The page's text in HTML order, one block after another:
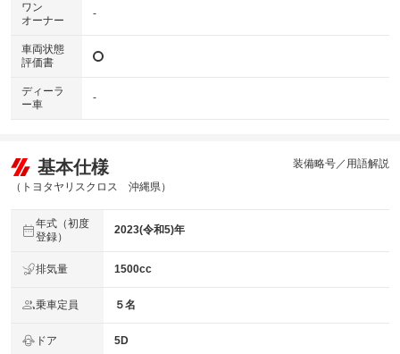
ワン
オーナー
-
車両状態
評価書
ディーラ
ー車
-
基本仕様
（トヨタヤリスクロス 沖縄県）
装備略号／用語解説
年式（初度
登録）
2023(令和5)年
排気量 1500cc
乗車定員 ５名
ドア 5D